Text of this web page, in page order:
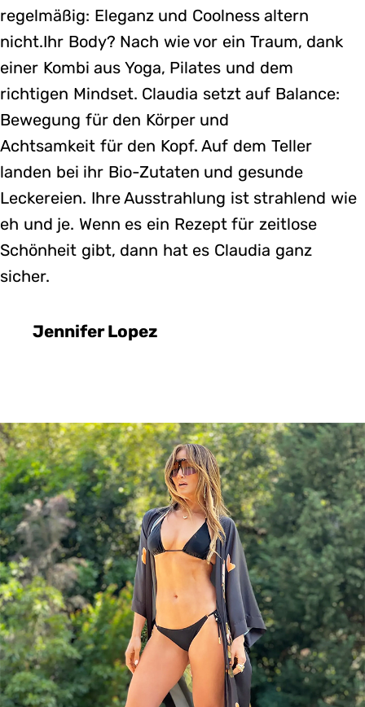
regelmäßig: Eleganz und Coolness altern
nicht.Ihr Body? Nach wie vor ein Traum, dank
einer Kombi aus Yoga, Pilates und dem
richtigen Mindset. Claudia setzt auf Balance:
Bewegung für den Körper und
Achtsamkeit für den Kopf. Auf dem Teller
landen bei ihr Bio-Zutaten und gesunde
Leckereien. Ihre Ausstrahlung ist strahlend wie
eh und je. Wenn es ein Rezept für zeitlose
Schönheit gibt, dann hat es Claudia ganz
sicher.
Jennifer Lopez